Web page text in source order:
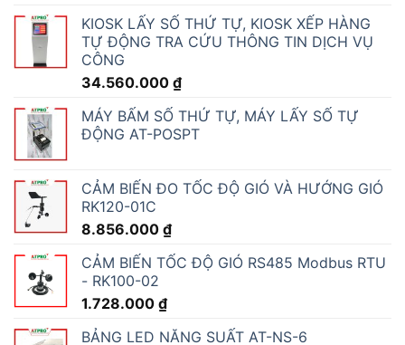
KIOSK LẤY SỐ THỨ TỰ, KIOSK XẾP HÀNG
TỰ ĐỘNG TRA CỨU THÔNG TIN DỊCH VỤ
CÔNG
34.560.000 ₫
MÁY BẤM SỐ THỨ TỰ, MÁY LẤY SỐ TỰ
ĐỘNG AT-POSPT
CẢM BIẾN ĐO TỐC ĐỘ GIÓ VÀ HƯỚNG GIÓ
RK120-01C
8.856.000 ₫
CẢM BIẾN TỐC ĐỘ GIÓ RS485 Modbus RTU
- RK100-02
1.728.000 ₫
BẢNG LED NĂNG SUẤT AT-NS-6